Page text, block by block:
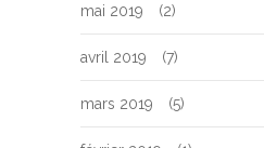
mai 2019 (2)
avril 2019 (7)
mars 2019 (5)